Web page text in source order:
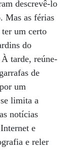
descrevê-lo
Mas as férias
um certo
do
tarde, reúne-
de
um
limita a
notícias
e
e reler